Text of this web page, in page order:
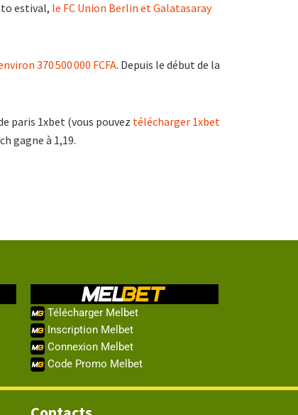
estival, le FC Union Berlin et Galatasaray
370 500 000 FCFA. Depuis le début de la
paris 1xbet (vous pouvez télécharger 1xbet
gagne à 1,19.
Télécharger Melbet
Inscription Melbet
Connexion Melbet
Code Promo Melbet